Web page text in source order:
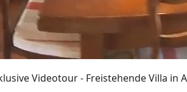
Videotour - Freistehende Villa in